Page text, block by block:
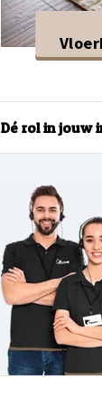
Dé rol in jouw